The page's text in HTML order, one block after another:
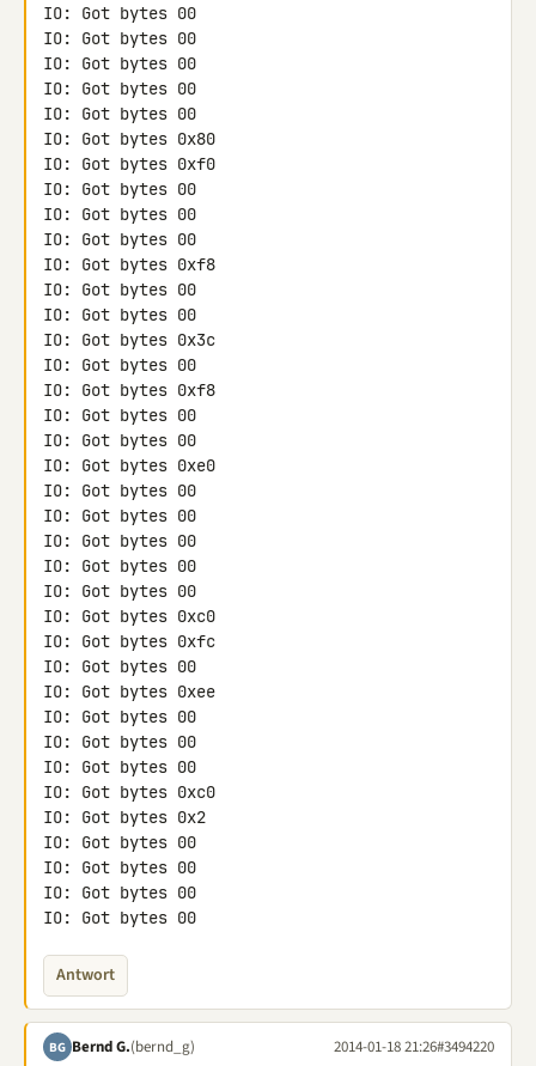
IO: Got bytes 00
IO: Got bytes 00
IO: Got bytes 00
IO: Got bytes 00
IO: Got bytes 00
IO: Got bytes 0x80
IO: Got bytes 0xf0
IO: Got bytes 00
IO: Got bytes 00
IO: Got bytes 00
IO: Got bytes 0xf8
IO: Got bytes 00
IO: Got bytes 00
IO: Got bytes 0x3c
IO: Got bytes 00
IO: Got bytes 0xf8
IO: Got bytes 00
IO: Got bytes 00
IO: Got bytes 0xe0
IO: Got bytes 00
IO: Got bytes 00
IO: Got bytes 00
IO: Got bytes 00
IO: Got bytes 00
IO: Got bytes 0xc0
IO: Got bytes 0xfc
IO: Got bytes 00
IO: Got bytes 0xee
IO: Got bytes 00
IO: Got bytes 00
IO: Got bytes 00
IO: Got bytes 0xc0
IO: Got bytes 0x2
IO: Got bytes 00
IO: Got bytes 00
IO: Got bytes 00
IO: Got bytes 00
Antwort
BG Bernd G.(bernd_g) 2014-01-18 21:26#3494220